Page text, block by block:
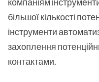
більшої кількості
інструменти
захоплення
контактами.